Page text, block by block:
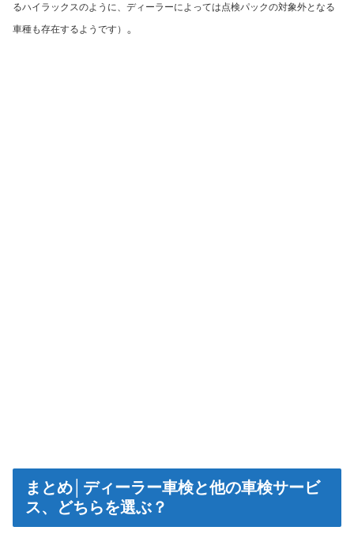
るハイラックスのように、ディーラーによっては点検パックの対象外となる
車種も存在するようです）
。
まとめ│ディーラー車検と他の車検サービ
ス、どちらを選ぶ？